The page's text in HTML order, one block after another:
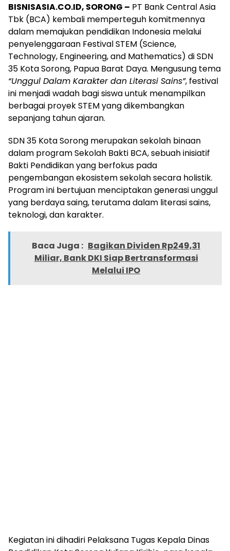
BISNISASIA.CO.ID, SORONG – PT Bank Central Asia
Tbk (BCA) kembali memperteguh komitmennya
dalam memajukan pendidikan Indonesia melalui
penyelenggaraan Festival STEM (Science,
Technology, Engineering, and Mathematics) di SDN
35 Kota Sorong, Papua Barat Daya. Mengusung tema
“Unggul Dalam Karakter dan Literasi Sains”, festival
ini menjadi wadah bagi siswa untuk menampilkan
berbagai proyek STEM yang dikembangkan
sepanjang tahun ajaran.
SDN 35 Kota Sorong merupakan sekolah binaan
dalam program Sekolah Bakti BCA, sebuah inisiatif
Bakti Pendidikan yang berfokus pada
pengembangan ekosistem sekolah secara holistik.
Program ini bertujuan menciptakan generasi unggul
yang berdaya saing, terutama dalam literasi sains,
teknologi, dan karakter.
Baca Juga : Bagikan Dividen Rp249,31
Miliar, Bank DKI Siap Bertransformasi
Melalui IPO
Kegiatan ini dihadiri Pelaksana Tugas Kepala Dinas